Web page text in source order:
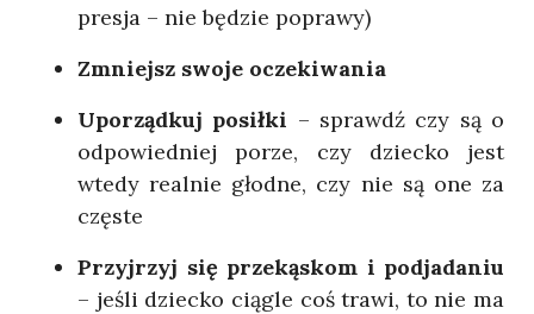
presja – nie będzie poprawy)
Zmniejsz swoje oczekiwania
Uporządkuj posiłki – sprawdź czy są o
odpowiedniej porze, czy dziecko jest
wtedy realnie głodne, czy nie są one za
częste
Przyjrzyj się przekąskom i podjadaniu
– jeśli dziecko ciągle coś trawi, to nie ma